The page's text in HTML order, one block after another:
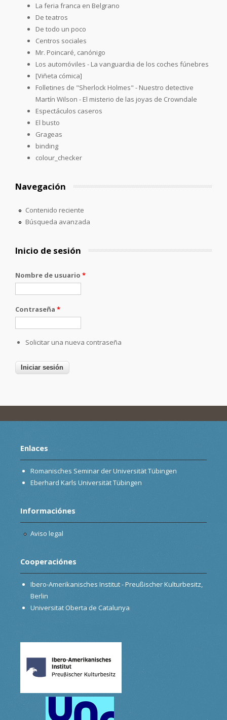
La feria franca en Belgrano
De teatros
De todo un poco
Centros sociales
Mr. Poincaré, canónigo
Los automóviles - La vanguardia de los coches fúnebres
[Viñeta cómica]
Folletines de "Sherlock Holmes" - Nuestro detective
Martín Wilson - El misterio de las joyas de Crowndale
Espectáculos caseros
El busto
Grageas
binding
colour_checker
Navegación
Contenido reciente
Búsqueda avanzada
Inicio de sesión
Nombre de usuario *
Contraseña *
Solicitar una nueva contraseña
Enlaces
Romanisches Seminar der Universität Tübingen
Eberhard Karls Universität Tübingen
Informaciónes
Aviso legal
Cooperaciónes
Ibero-Amerikanisches Institut - Preußischer Kulturbesitz,
Berlin
Universitat Oberta de Catalunya